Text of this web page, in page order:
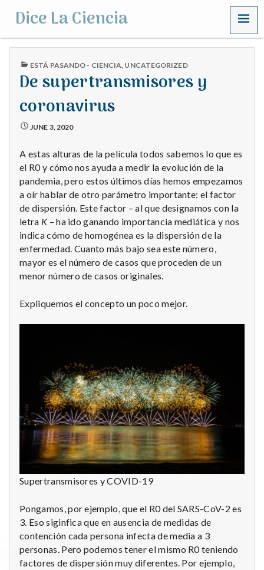
Dice La Ciencia MENU
PUBLISHED
ESTÁ PASANDO - CIENCIA, UNCATEGORIZED
De supertransmisores y
coronavirus
JUNE 3, 2020
A estas alturas de la película todos sabemos lo que es
el R0 y cómo nos ayuda a medir la evolución de la
pandemia, pero estos últimos días hemos empezamos
a oír hablar de otro parámetro importante: el factor
de dispersión. Este factor – al que designamos con la
letra K– ha ido ganando importancia mediática y nos
indica cómo de homogénea es la dispersión de la
enfermedad. Cuanto más bajo sea este número,
mayor es el número de casos que proceden de un
menor número de casos originales.
Expliquemos el concepto un poco mejor.
Supertransmisores y COVID-19
Pongamos, por ejemplo, que el R0 del SARS-CoV-2 es
3. Eso siginfica que en ausencia de medidas de
contención cada persona infecta de media a 3
personas. Pero podemos tener el mismo R0 teniendo
factores de dispersión muy diferentes. Por ejemplo,